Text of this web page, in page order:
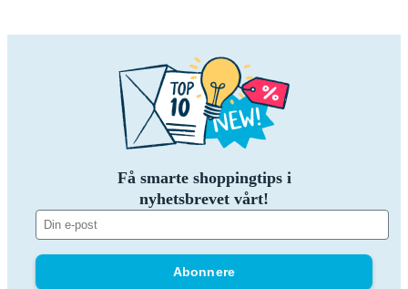
Få smarte shoppingtips i
nyhetsbrevet vårt!
Abonnere